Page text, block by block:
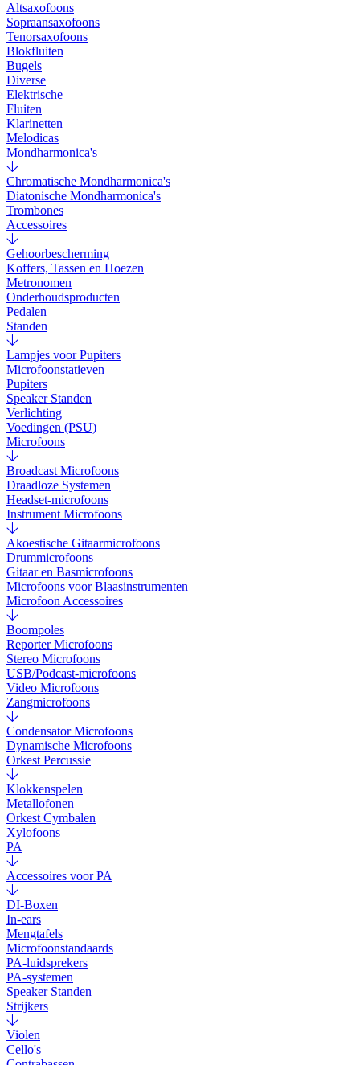
Altsaxofoons
Sopraansaxofoons
Tenorsaxofoons
Blokfluiten
Bugels
Diverse
Elektrische
Fluiten
Klarinetten
Melodicas
Mondharmonica's
Chromatische Mondharmonica's
Diatonische Mondharmonica's
Trombones
Accessoires
Gehoorbescherming
Koffers, Tassen en Hoezen
Metronomen
Onderhoudsproducten
Pedalen
Standen
Lampjes voor Pupiters
Microfoonstatieven
Pupiters
Speaker Standen
Verlichting
Voedingen (PSU)
Microfoons
Broadcast Microfoons
Draadloze Systemen
Headset-microfoons
Instrument Microfoons
Akoestische Gitaarmicrofoons
Drummicrofoons
Gitaar en Basmicrofoons
Microfoons voor Blaasinstrumenten
Microfoon Accessoires
Boompoles
Reporter Microfoons
Stereo Microfoons
USB/Podcast-microfoons
Video Microfoons
Zangmicrofoons
Condensator Microfoons
Dynamische Microfoons
Orkest Percussie
Klokkenspelen
Metallofonen
Orkest Cymbalen
Xylofoons
PA
Accessoires voor PA
DI-Boxen
In-ears
Mengtafels
Microfoonstandaards
PA-luidsprekers
PA-systemen
Speaker Standen
Strijkers
Violen
Cello's